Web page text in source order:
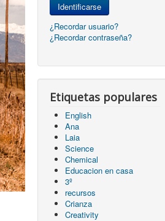
Identificarse
¿Recordar usuario?
¿Recordar contraseña?
Etiquetas populares
English
Ana
Laia
Science
Chemical
Educacion en casa
3º
recursos
Crianza
Creativity